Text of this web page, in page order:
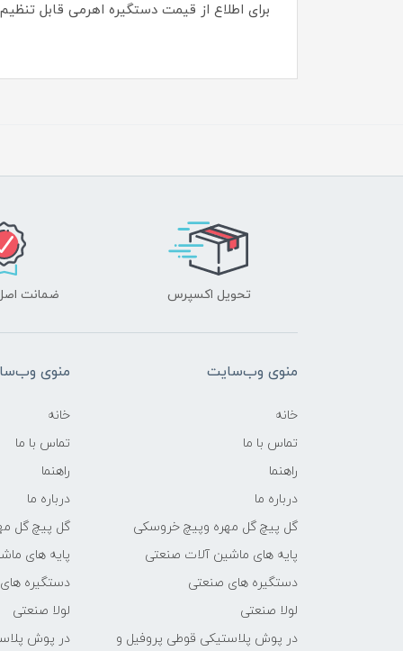
برای اطلاع از قیمت دستگیره اهرمی قابل
تحویل اکسپرس ضمانت
منوی وب‌سایت
خانه
تماس با ما
راهنما
درباره ما
گل پیچ گل مهره وپیچ خروسکی
پایه های ماشین آلات صنعتی
دستگیره های صنعتی
لولا صنعتی
در پوش پلاستیکی قوطی پروفیل و
منوی
خانه
تماس با ما
راهنما
درباره ما
گل پیچ گل
پایه های
دستگیره
لولا صنعتی
در پوش